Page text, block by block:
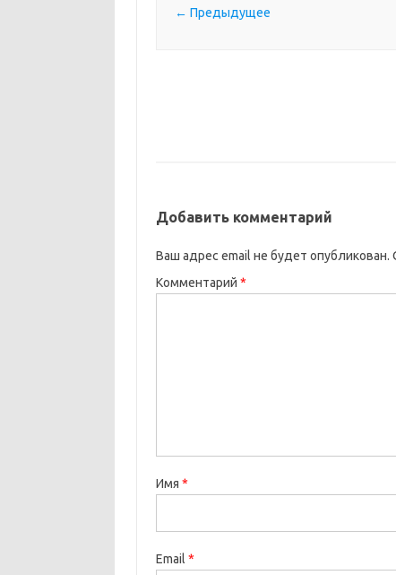
← Предыдущее
Добавить комментарий
Ваш адрес email не будет опубликован.
Комментарий *
Имя *
Email *